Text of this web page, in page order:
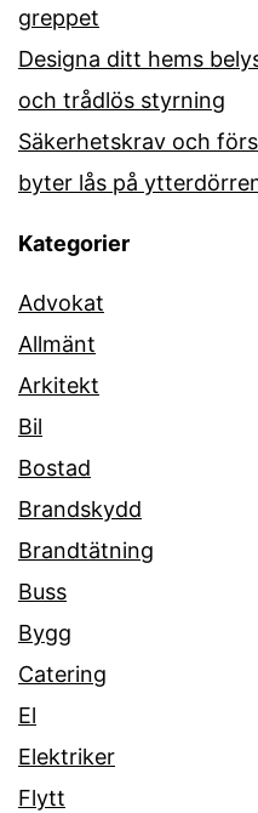
greppet
Designa ditt hems
och trådlös styrning
Säkerhetskrav och
byter lås på
Kategorier
Advokat
Allmänt
Arkitekt
Bil
Bostad
Brandskydd
Brandtätning
Buss
Bygg
Catering
El
Elektriker
Flytt